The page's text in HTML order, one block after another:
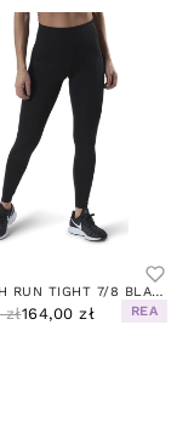
SWOOSH RUN TIGHT 7/8 BLACK/SILVER
164,00 zł REA